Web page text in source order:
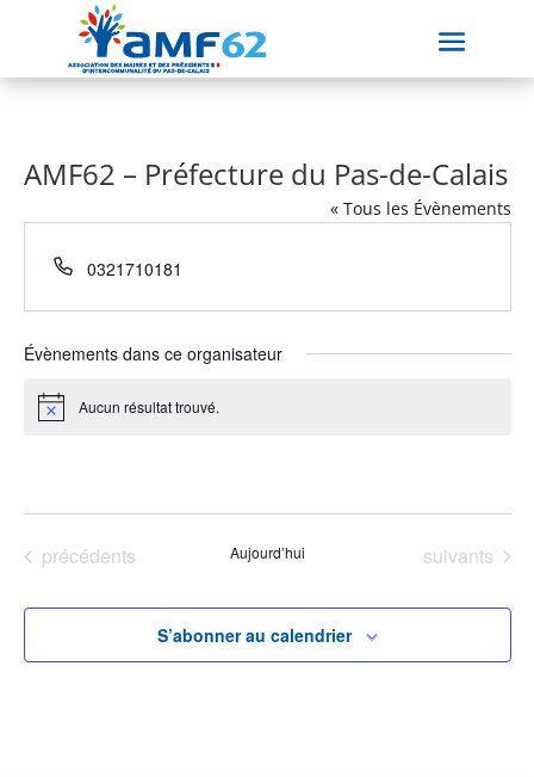
AMF62 – Préfecture du Pas-de-Calais
« Tous les Évènements
Téléphone
0321710181
Évènements dans ce organisateur
Notice Aucun résultat trouvé.
date.Évènements
précédents Aujourd’hui Évènements
suivants
S’abonner au calendrier